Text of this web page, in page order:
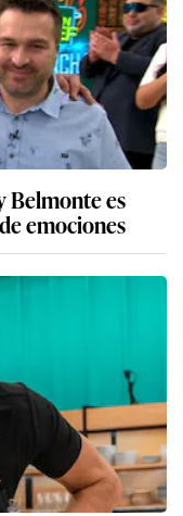
Belmonte es
emociones